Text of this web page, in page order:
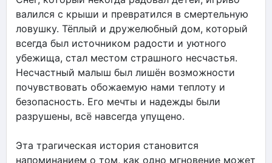
валился с крыши и превратился в смертельную
ловушку. Тёплый и дружелюбный дом, который
всегда был источником радости и уютного
убежища, стал местом страшного несчастья.
Несчастный малыш был лишён возможности
почувствовать обожаемую нами теплоту и
безопасность. Его мечты и надежды были
разрушены, всё навсегда упущено.
Эта трагическая история становится
напоминанием о том, как одно мгновение может